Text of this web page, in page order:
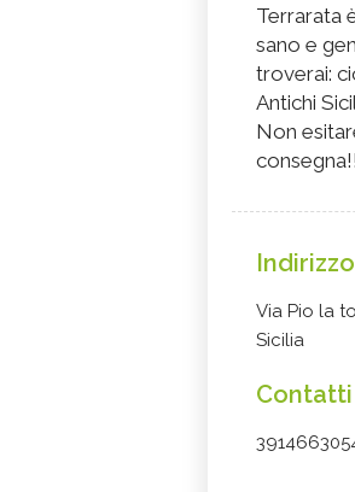
Terrarata
sano e
troverai:
Antichi
Non
consegna!!
Indirizzo
Via Pio la
Sicilia
Contatti